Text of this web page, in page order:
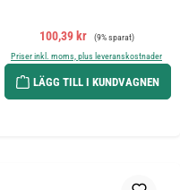
Försäljningspris:
100,39 kr Ordinarie pris:
(9% sparat)
Priser inkl. moms, plus leveranskostnader
LÄGG TILL I KUNDVAGNEN